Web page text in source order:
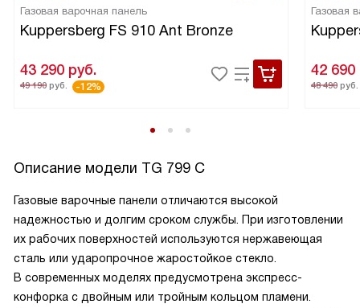
Газовая варочная панель
Kuppersberg FS 910 Ant Bronze
43 290 руб.
49 190 руб. -12%
Газовая
42 690
48 490руб.
Описание модели TG 799 С
Газовые варочные панели отличаются высокой
надежностью и долгим сроком службы. При изготовлении
их рабочих поверхностей используются нержавеющая
сталь или ударопрочное жаростойкое стекло.
В современных моделях предусмотрена экспресс-
конфорка с двойным или тройным кольцом пламени.